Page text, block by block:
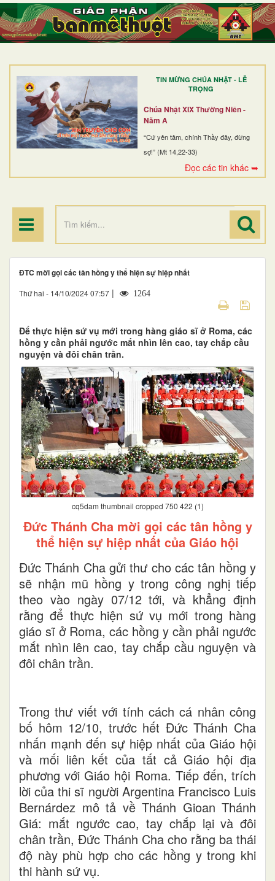
TIN MỪNG CHÚA NHẬT - LỄ
TRỌNG
Chúa Nhật XIX Thường Niên -
Năm A
“Cứ yên tâm, chính Thầy đây, đừng
sợ!” (Mt 14,22-33)
Đọc các tin khác ➥
TRANG NHẤT
GIỚI THIỆU
DÒNG TU
BAN MỤC VỤ
ĐOÀN THỂ CG
ĐIỂM HÀNH HƯƠNG
ĐTC mời gọi các tân hồng y thể hiện sự hiệp nhất
Thứ hai - 14/10/2024 07:57 | 1264
Để thực hiện sứ vụ mới trong hàng giáo sĩ ở Roma, các
hồng y cần phải ngước mắt nhìn lên cao, tay chắp cầu
nguyện và đôi chân trần.
cq5dam thumbnail cropped 750 422 (1)
Đức Thánh Cha mời gọi các tân hồng y
thể hiện sự hiệp nhất của Giáo hội
Đức Thánh Cha gửi thư cho các tân hồng y
sẽ nhận mũ hồng y trong công nghị tiếp
theo vào ngày 07/12 tới, và khẳng định
rằng để thực hiện sứ vụ mới trong hàng
giáo sĩ ở Roma, các hồng y cần phải ngước
mắt nhìn lên cao, tay chắp cầu nguyện và
đôi chân trần.
Trong thư viết với tính cách cá nhân công
bố hôm 12/10, trước hết Đức Thánh Cha
nhấn mạnh đến sự hiệp nhất của Giáo hội
và mối liên kết của tất cả Giáo hội địa
phương với Giáo hội Roma. Tiếp đến, trích
lời của thi sĩ người Argentina Francisco Luis
Bernárdez mô tả về Thánh Gioan Thánh
Giá: mắt ngước cao, tay chắp lại và đôi
chân trần, Đức Thánh Cha cho rằng ba thái
độ này phù hợp cho các hồng y trong khi
thi hành sứ vụ.